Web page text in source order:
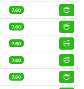
7.60
7.60
7.60
7.60
7.60